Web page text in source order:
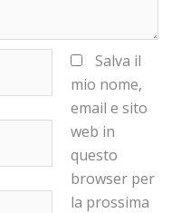
Salva il
mio nome,
email e sito
web in
questo
browser per
la prossima